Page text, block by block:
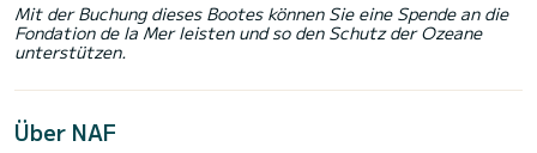
Mit der Buchung dieses Bootes können Sie eine Spende an die
Fondation de la Mer leisten und so den Schutz der Ozeane
unterstützen.
Über NAF